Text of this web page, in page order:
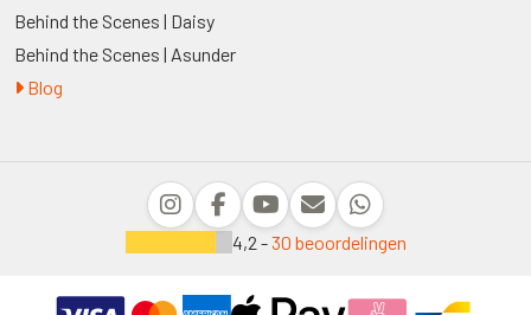
Behind the Scenes | Daisy
Behind the Scenes | Asunder
Blog
4,2 -30 beoordelingen